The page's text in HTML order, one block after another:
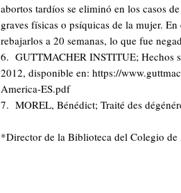
abortos tardíos se eliminó en los casos
graves físicas o psíquicas de la mujer.
rebajarlos a 20 semanas, lo que fue
6. GUTTMACHER INSTITUE; Hechos
2012, disponible en: https://
America-ES.pdf
7. MOREL, Bénédict; Traité des
*Director de la Biblioteca del Colegio de